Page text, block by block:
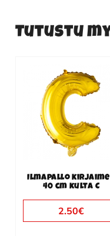
Tutustu
Ilmapallo
40 cm kulta C
2.50€